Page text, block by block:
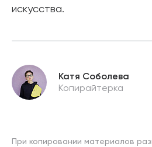
искусства.
Катя Соболева
Копирайтерка
При копировании материалов